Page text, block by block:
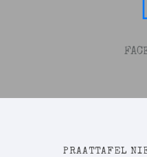
PRAATTAFEL